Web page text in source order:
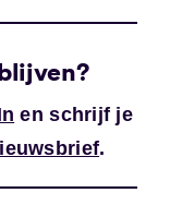
en schrijf je
.